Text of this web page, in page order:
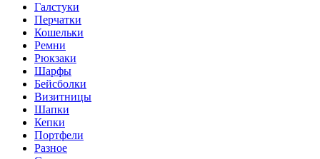
Галстуки
Перчатки
Кошельки
Ремни
Рюкзаки
Шарфы
Бейсболки
Визитницы
Шапки
Кепки
Портфели
Разное